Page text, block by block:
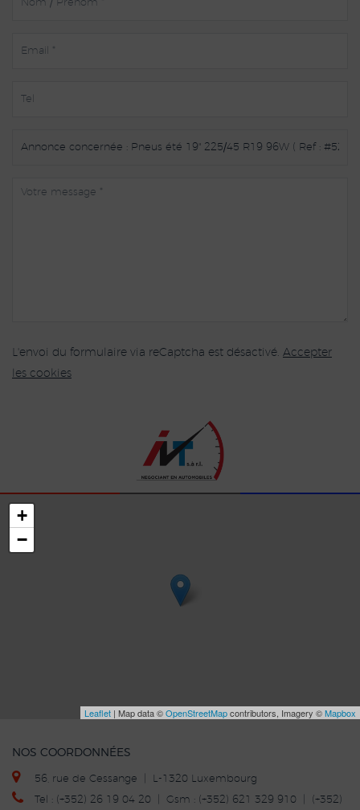
L'envoi du formulaire via reCaptcha est désactivé. Accepter
les cookies
+
−
Leaflet | Map data ©OpenStreetMapcontributors, Imagery ©Mapbox
NOS COORDONNÉES
56, rue de Cessange | L-1320 Luxembourg
Tel : (+352) 26 19 04 20 | Gsm : (+352) 621 329 910 | (+352)